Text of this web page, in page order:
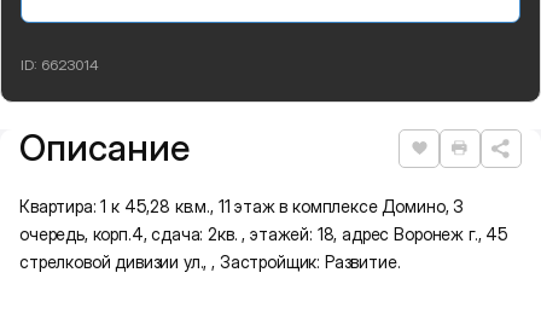
ID: 6623014
Подробная информация
Описание Нравится
Квартира: 1 к 45,28 кв.м., 11 этаж в комплексе Домино, 3
очередь, корп.4, сдача: 2кв. , этажей: 18, адрес Воронеж г., 45
стрелковой дивизии ул., , Застройщик: Развитие.